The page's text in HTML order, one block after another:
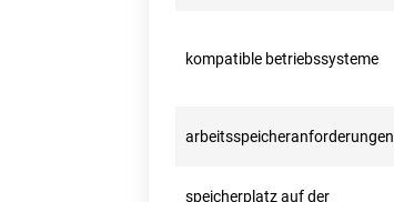
kompatible betriebssysteme
arbeitsspeicheranforderungen
speicherplatz auf der